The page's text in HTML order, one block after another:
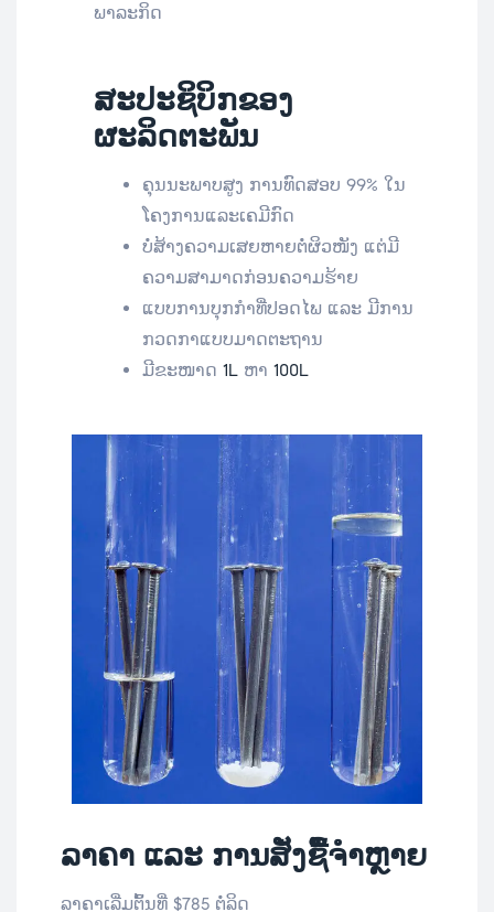
ພາລະກິດ
ສະປະຊິບິກຂອງ
ຜະລິດຕະພັນ
ຄຸນນະພາບສູງ ການທົດສອບ 99% ໃນ
ໂຄງການແລະເຄມີກົດ
ບໍ່ສ້າງຄວາມເສຍຫາຍຕໍ່ຜິວໜັງ ແຕ່ມີ
ຄວາມສາມາດກ່ອນຄວາມຮ້າຍ
ແບບການບຸກກຳທີ່ປອດໄພ ແລະ ມີການ
ກວດກາແບບມາດຕະຖານ
ມີຂະໜາດ 1L ຫາ 100L
ລາຄາ ແລະ ການສັ່ງຊື້ຈໍາຫຼາຍ
ລາຄາເລີ່ມຕົ້ນທີ່ $785 ຕໍ່ລິດ